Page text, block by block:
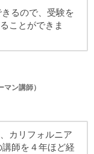
るので、受験を
ことができま
ン講師）
カリフォルニア
師を４年ほど経